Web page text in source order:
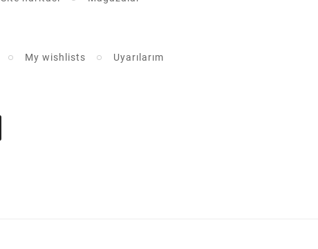
My wishlists Uyarılarım